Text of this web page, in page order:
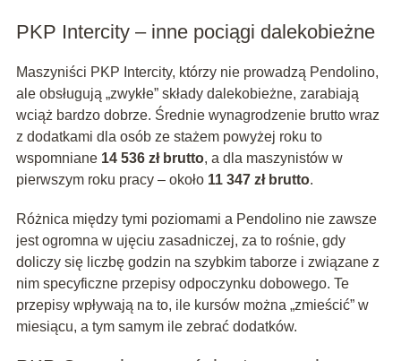
PKP Intercity – inne pociągi dalekobieżne
Maszyniści PKP Intercity, którzy nie prowadzą Pendolino,
ale obsługują „zwykłe” składy dalekobieżne, zarabiają
wciąż bardzo dobrze. Średnie wynagrodzenie brutto wraz
z dodatkami dla osób ze stażem powyżej roku to
wspomniane 14 536 zł brutto, a dla maszynistów w
pierwszym roku pracy – około 11 347 zł brutto.
Różnica między tymi poziomami a Pendolino nie zawsze
jest ogromna w ujęciu zasadniczej, za to rośnie, gdy
doliczy się liczbę godzin na szybkim taborze i związane z
nim specyficzne przepisy odpoczynku dobowego. Te
przepisy wpływają na to, ile kursów można „zmieścić” w
miesiącu, a tym samym ile zebrać dodatków.